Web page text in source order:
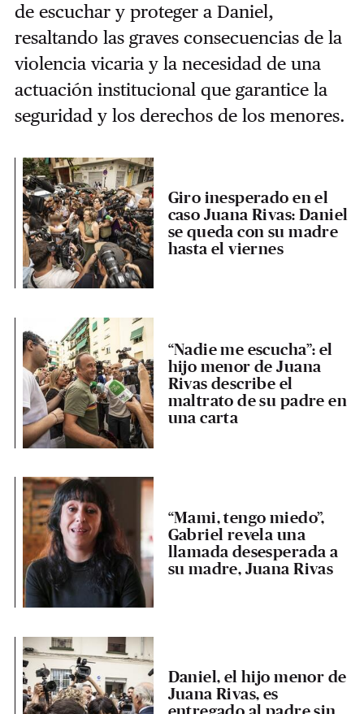
de escuchar y proteger a Daniel,
resaltando las graves consecuencias de la
violencia vicaria y la necesidad de una
actuación institucional que garantice la
seguridad y los derechos de los menores.
Giro inesperado en el
caso Juana Rivas: Daniel
se queda con su madre
hasta el viernes
“Nadie me escucha”: el
hijo menor de Juana
Rivas describe el
maltrato de su padre en
una carta
“Mami, tengo miedo”,
Gabriel revela una
llamada desesperada a
su madre, Juana Rivas
Daniel, el hijo menor de
Juana Rivas, es